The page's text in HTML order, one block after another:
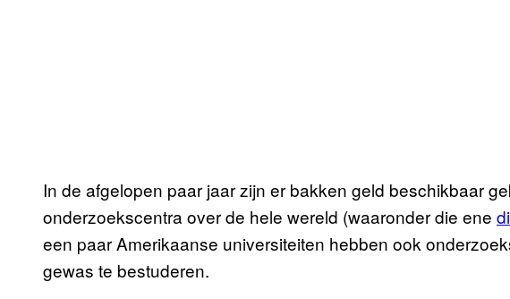
In de afgelopen paar jaar zijn er bakken geld beschikbaar
onderzoekscentra over de hele wereld (waaronder die ene
een paar Amerikaanse universiteiten hebben ook
gewas te bestuderen.